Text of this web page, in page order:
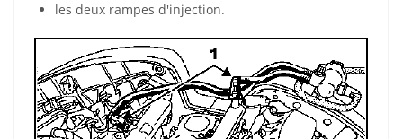
les deux rampes d'injection.